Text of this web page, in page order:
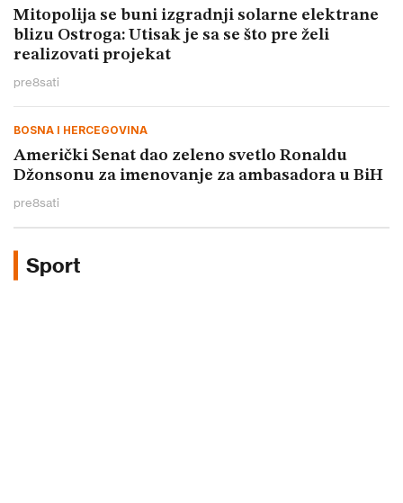
Mitopolija se buni izgradnji solarne elektrane
blizu Ostroga: Utisak je sa se što pre želi
realizovati projekat
pre8sati
BOSNA I HERCEGOVINA
Američki Senat dao zeleno svetlo Ronaldu
Džonsonu za imenovanje za ambasadora u BiH
pre8sati
Sport